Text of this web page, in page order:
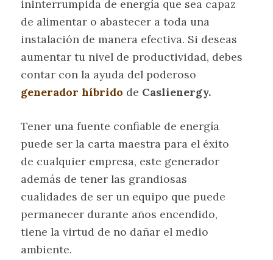
ininterrumpida de energía que sea capaz
de alimentar o abastecer a toda una
instalación de manera efectiva. Si deseas
aumentar tu nivel de productividad, debes
contar con la ayuda del poderoso
generador híbrido de Caslienergy.
Tener una fuente confiable de energía
puede ser la carta maestra para el éxito
de cualquier empresa, este generador
además de tener las grandiosas
cualidades de ser un equipo que puede
permanecer durante años encendido,
tiene la virtud de no dañar el medio
ambiente.